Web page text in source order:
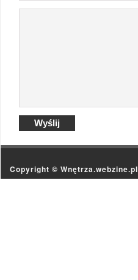
Copyright © Wnętrza.webzine.pl